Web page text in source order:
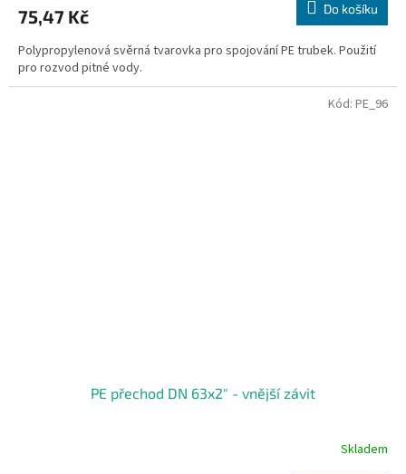
75,47 Kč Do košíku
Polypropylenová svěrná tvarovka pro spojování PE trubek. Použití
pro rozvod pitné vody.
PE přechod DN 63x2" - vnější závit
Skladem
Kód: PE_96